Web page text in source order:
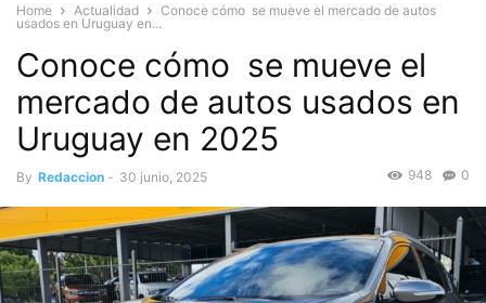
Home Actualidad
Conoce cómo se mueve el mercado de autos
usados en Uruguay en...
Conoce cómo se mueve el
mercado de autos usados en
Uruguay en 2025
By Redaccion - 30 junio, 2025 0
948